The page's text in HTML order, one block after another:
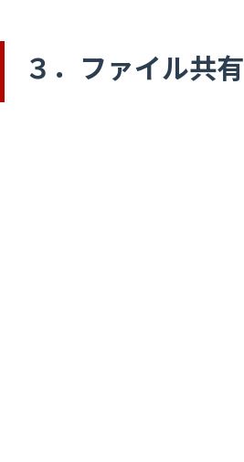
３．ファイル共有